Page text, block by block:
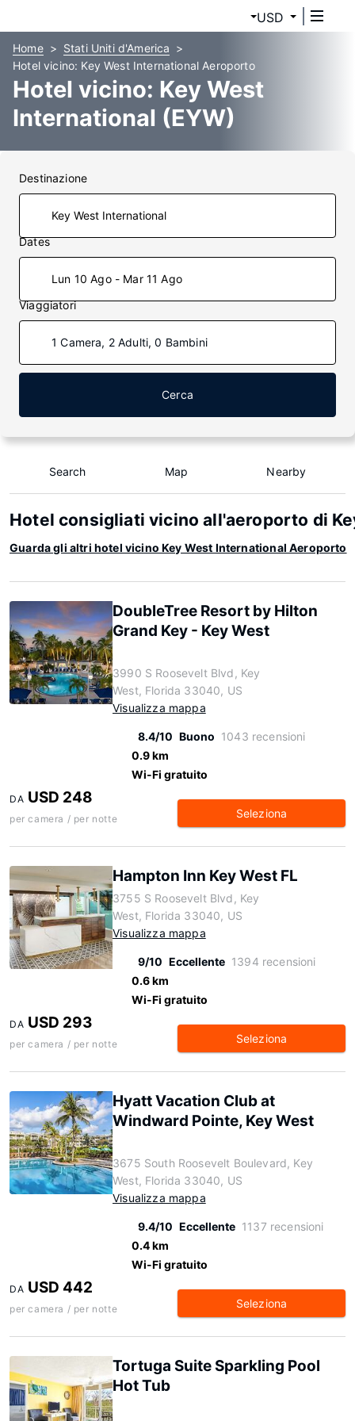
USD
Home
Stati Uniti d'America
Hotel vicino: Key West International Aeroporto
Hotel vicino: Key West
International (EYW)
Destinazione
Dates
Lun 10 Ago - Mar 11 Ago
Viaggiatori
1 Camera, 2 Adulti, 0 Bambini
Cerca
Search Map Nearby
Hotel consigliati vicino all'aeroporto di
Guarda gli altri hotel vicino Key West International Aeroporto
DoubleTree Resort by Hilton
Grand Key - Key West
3990 S Roosevelt Blvd, Key
West, Florida 33040, US
Visualizza mappa
8.4/10 Buono 1043 recensioni
0.9 km
Wi-Fi gratuito
DA USD 248
per camera / per notte Seleziona
Hampton Inn Key West FL
3755 S Roosevelt Blvd, Key
West, Florida 33040, US
Visualizza mappa
9/10 Eccellente 1394 recensioni
0.6 km
Wi-Fi gratuito
DA USD 293
per camera / per notte Seleziona
Hyatt Vacation Club at
Windward Pointe, Key West
3675 South Roosevelt Boulevard, Key
West, Florida 33040, US
Visualizza mappa
9.4/10 Eccellente 1137 recensioni
0.4 km
Wi-Fi gratuito
DA USD 442
per camera / per notte Seleziona
Tortuga Suite Sparkling Pool
Hot Tub